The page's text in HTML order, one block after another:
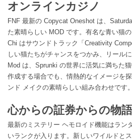
オンラインカジノ
FNF 最新の Copycat Oneshot は、
た素晴らしい MOD です。有名な青い猫
Chi はサウンドトラック「Creativity
しい猫たちがチャンスをつかみ、リール
Mod は、Sprunki の世界に活気に満ちた
作成する場合でも、情熱的なイメージを
ンド メイクの素晴らしい組み合わせです。
心からの証券からの物
最新のミステリー ヘモロイド機能はラン
いランクが入ります。新しいワイルドと